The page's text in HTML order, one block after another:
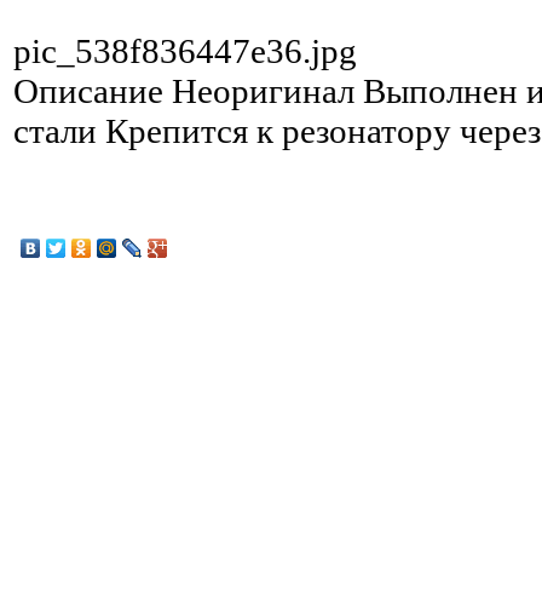
pic_538f836447e36.jpg
Описание Неоригинал Выполнен
стали Крепится к резонатору